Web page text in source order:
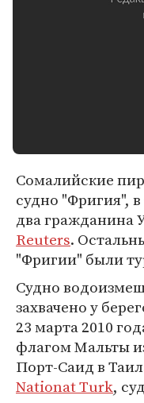
Сомалийские
судно "Фригия",
два гражданина
Reuters.
"Фригии" были
Судно
захвачено у
23 марта 2010
флагом Мальты
Порт-Саид в
Nationat Turk,